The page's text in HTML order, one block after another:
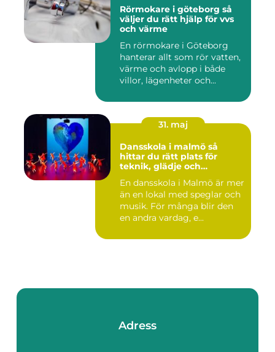
Rörmokare i göteborg så
väljer du rätt hjälp för vvs
och värme
En rörmokare i Göteborg
hanterar allt som rör vatten,
värme och avlopp i både
villor, lägenheter och...
31. maj
Dansskola i malmö så
hittar du rätt plats för
teknik, glädje och
En dansskola i Malmö är mer
än en lokal med speglar och
musik. För många blir den
en andra vardag, e...
Adress